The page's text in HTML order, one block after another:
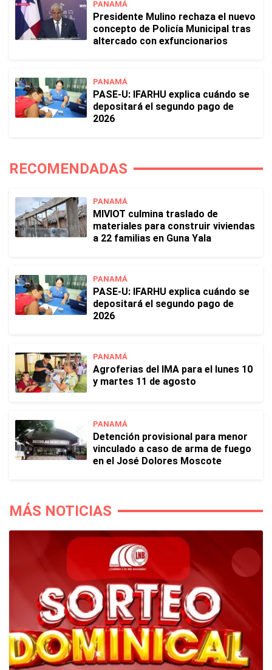
PANAMÁ
Presidente Mulino rechaza el nuevo
concepto de Policía Municipal tras
altercado con exfuncionarios
PANAMÁ
PASE-U: IFARHU explica cuándo se
depositará el segundo pago de
2026
RECOMENDADAS
PANAMÁ
MIVIOT culmina traslado de
materiales para construir viviendas
a 22 familias en Guna Yala
PANAMÁ
PASE-U: IFARHU explica cuándo se
depositará el segundo pago de
2026
PANAMÁ
Agroferias del IMA para el lunes 10
y martes 11 de agosto
PANAMÁ
Detención provisional para menor
vinculado a caso de arma de fuego
en el José Dolores Moscote
MÁS NOTICIAS